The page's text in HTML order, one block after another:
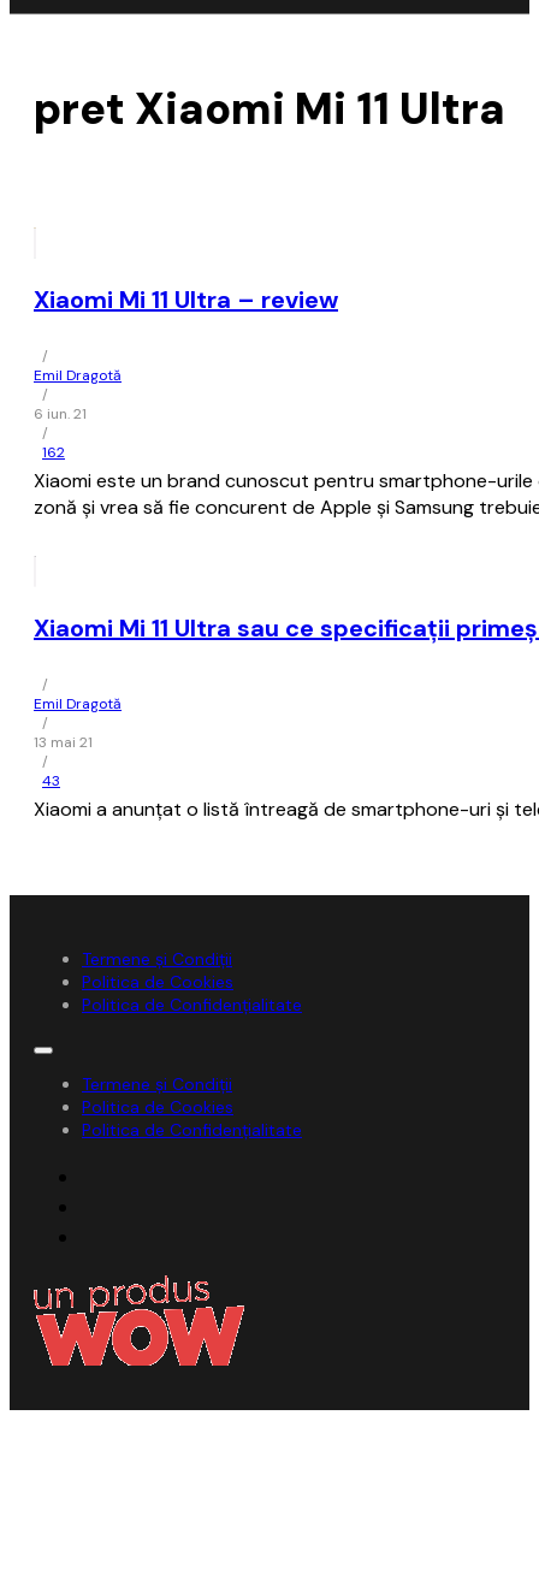
pret Xiaomi Mi 11 Ultra
Xiaomi Mi 11 Ultra – review
/
Emil Dragotă
/
6 iun. 21
/
162
Xiaomi este un brand cunoscut pentru smartphone-
zonă și vrea să fie concurent de Apple și Samsung
Xiaomi Mi 11 Ultra sau ce specificații
/
Emil Dragotă
/
13 mai 21
/
43
Xiaomi a anunțat o listă întreagă de smartphone-uri și
Termene și Condiții
Politica de Cookies
Politica de Confidențialitate
Termene și Condiții
Politica de Cookies
Politica de Confidențialitate